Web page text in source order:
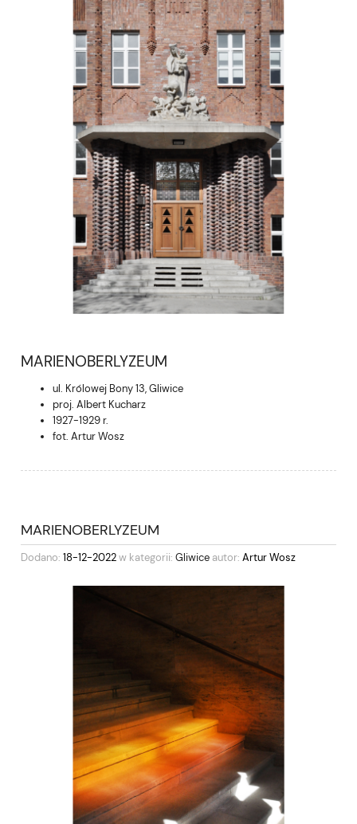
MARIENOBERLYZEUM
ul. Królowej Bony 13, Gliwice
proj. Albert Kucharz
1927-1929 r.
fot. Artur Wosz
MARIENOBERLYZEUM
Dodano: 18-12-2022w kategorii: Gliwice autor: Artur Wosz